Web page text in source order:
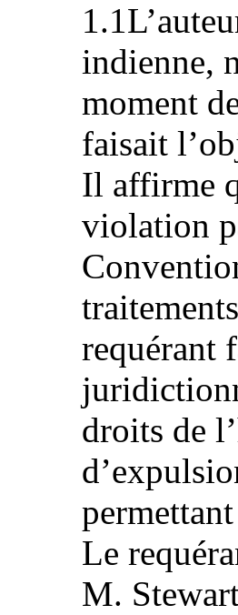
indienne,
moment
faisait
Il affirme
violation
requérant
droits de
Le
M.